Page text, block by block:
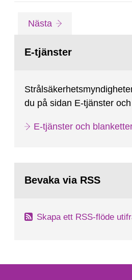
Nästa sida
E-tjänster
du på sidan E-tjänster
E-tjänster och
Bevaka via RSS
Skapa ett RSS-flöde